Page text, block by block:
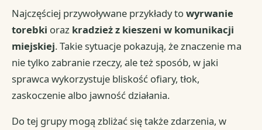
Najczęściej przywoływane przykłady towyrwanie
torebki oraz kradzież z kieszeni w komunikacji
miejskiej. Takie sytuacje pokazują, że znaczenie ma
nie tylko zabranie rzeczy, ale też sposób, w jaki
sprawca wykorzystuje bliskość ofiary, tłok,
zaskoczenie albo jawność działania.
Do tej grupy mogą zbliżać się także zdarzenia, w